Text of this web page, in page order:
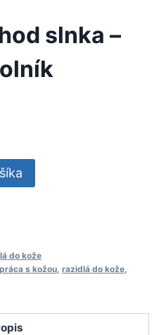
slnka –
do kože
práca s kožou, razidlá do kože,